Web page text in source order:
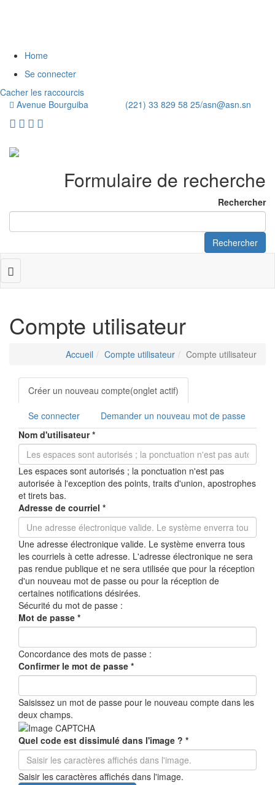
Home
Se connecter
Cacher les raccourcis
Avenue Bourguiba (221) 33 829 58 25/asn@asn.sn
Formulaire de recherche
Rechercher
Rechercher
Toggle
navigation
Compte utilisateur
Accueil Compte utilisateur Compte utilisateur
Onglets
principaux
Créer un nouveau compte(onglet actif)
Se connecter
Demander un nouveau mot de passe
Nom d'utilisateur*
Les espaces sont autorisés ; la ponctuation n'est pas
autorisée à l'exception des points, traits d'union, apostrophes
et tirets bas.
Adresse de courriel *
Une adresse électronique valide. Le système enverra tous
les courriels à cette adresse. L'adresse électronique ne sera
pas rendue publique et ne sera utilisée que pour la réception
d'un nouveau mot de passe ou pour la réception de
certaines notifications désirées.
Sécurité du mot de passe :
Mot de passe *
Concordance des mots de passe :
Confirmer le mot de passe *
Saisissez un mot de passe pour le nouveau compte dans les
deux champs.
Quel code est dissimulé dans l'image ? *
Saisir les caractères affichés dans l'image.